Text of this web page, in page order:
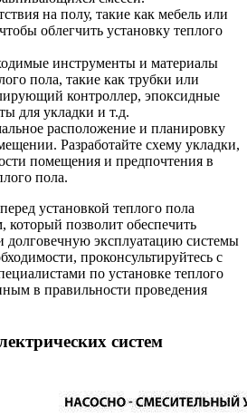
на полу, такие как мебель или
облегчить установку теплого
инструменты и материалы
пола, такие как трубки или
контроллер, эпоксидные
для укладки и т.д.
расположение и планировку
Разработайте схему укладки,
помещения и предпочтения в
пола.
установкой теплого пола
который позволит обеспечить
долговечную эксплуатацию системы
проконсультируйтесь с
по установке теплого
в правильности проведения
систем